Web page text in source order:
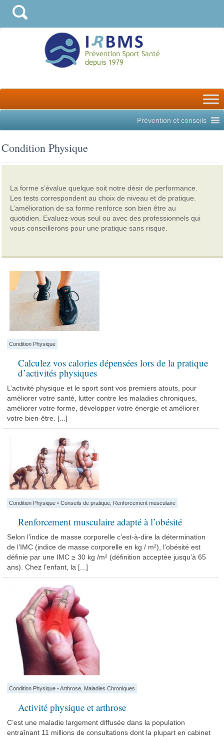
Prévention et conseils
Condition Physique
La forme s’évalue quelque soit notre désir de performance.
Les tests correspondent au choix de niveau et de pratique.
L’amélioration de sa forme renforce son bien être au
quotidien. Evaluez-vous seul ou avec des professionnels qui
vous conseillerons pour une pratique sans risque.
Condition Physique
Calculez vos calories dépensées lors de la pratique
d’activités physiques
L’activité physique et le sport sont vos premiers atouts, pour
améliorer votre santé, lutter contre les maladies chroniques,
améliorer votre forme, développer votre énergie et améliorer
votre bien-être. [...]
Condition Physique •Conseils de pratique Renforcement musculaire
Renforcement musculaire adapté à l’obésité
Selon l’indice de masse corporelle c’est-à-dire la détermination
de l’IMC (indice de masse corporelle en kg / m²), l’obésité est
définie par une IMC ≥ 30 kg /m² (définition acceptée jusqu’à 65
ans). Chez l’enfant, la [...]
Condition Physique •Arthrose Maladies Chroniques
Activité physique et arthrose
C’est une maladie largement diffusée dans la population
entraînant 11 millions de consultations dont la plupart en cabinet